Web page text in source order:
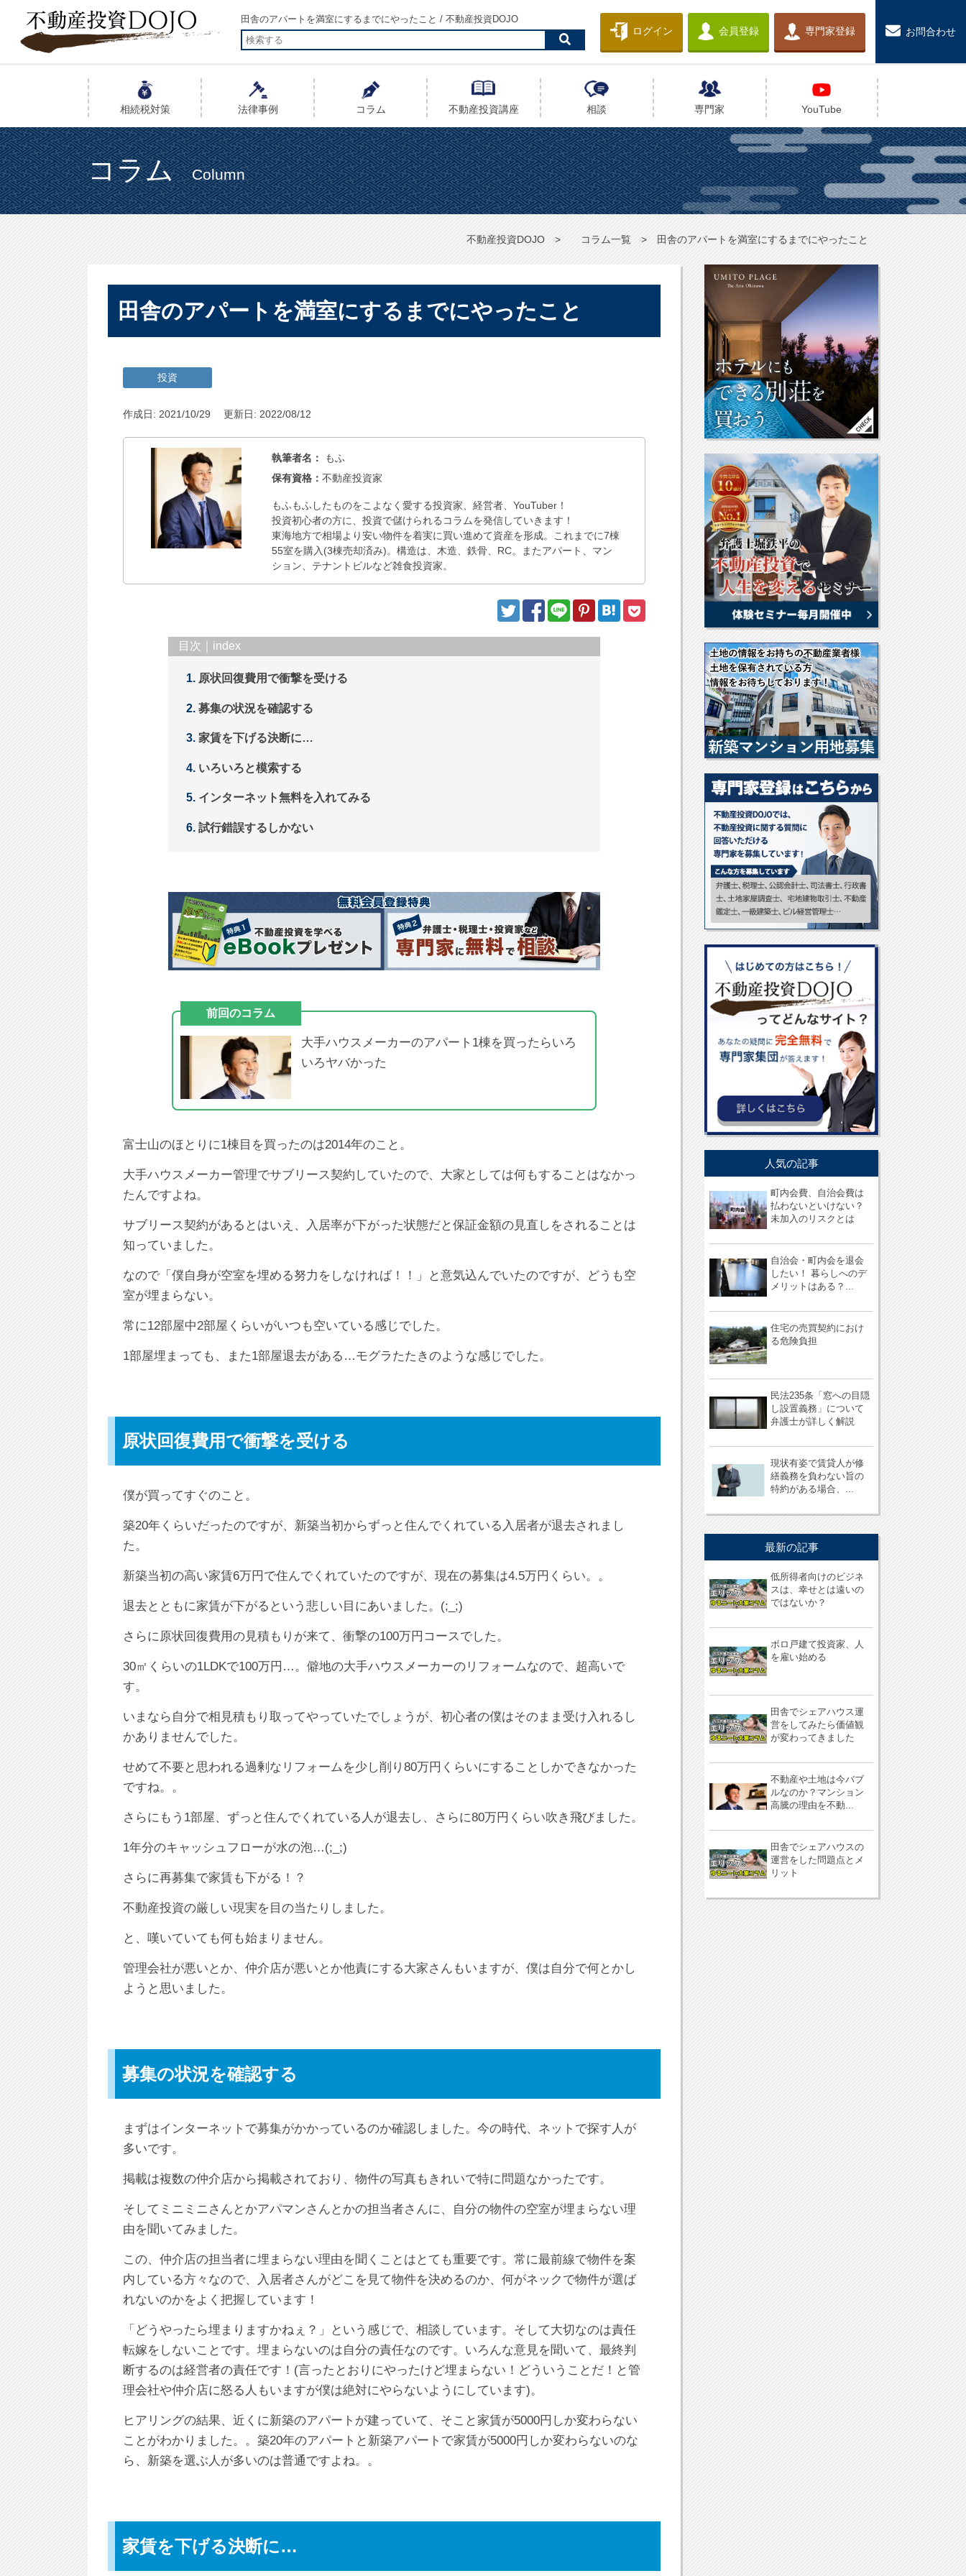
田舎のアパートを満室にするまでにやったこと / 不動産投資DOJO
ログイン 会員登録 専門家登録 お問合わせ
相続税対策 法律事例 コラム 不動産投資講座 相談 専門家 YouTube
コラム Column
不動産投資DOJO コラム一覧 田舎のアパートを満室にするまでにやったこと
田舎のアパートを満室にするまでにやったこと
投資
作成日: 2021/10/29 更新日: 2022/08/12
執筆者名：
もふ
保有資格：不動産投資家
もふもふしたものをこよなく愛する投資家、経営者、YouTuber！
投資初心者の方に、投資で儲けられるコラムを発信していきます！
東海地方で相場より安い物件を着実に買い進めて資産を形成。これまでに7棟
55室を購入(3棟売却済み)。構造は、木造、鉄骨、RC。またアパート、マン
ション、テナントビルなど雑食投資家。
目次｜index
原状回復費用で衝撃を受ける
募集の状況を確認する
家賃を下げる決断に…
いろいろと模索する
インターネット無料を入れてみる
試行錯誤するしかない
前回のコラム
大手ハウスメーカーのアパート1棟を買ったらいろ
いろヤバかった
富士山のほとりに1棟目を買ったのは2014年のこと。
大手ハウスメーカー管理でサブリース契約していたので、大家としては何もすることはなかっ
たんですよね。
サブリース契約があるとはいえ、入居率が下がった状態だと保証金額の見直しをされることは
知っていました。
なので「僕自身が空室を埋める努力をしなければ！！」と意気込んでいたのですが、どうも空
室が埋まらない。
常に12部屋中2部屋くらいがいつも空いている感じでした。
1部屋埋まっても、また1部屋退去がある…モグラたたきのような感じでした。
原状回復費用で衝撃を受ける
僕が買ってすぐのこと。
築20年くらいだったのですが、新築当初からずっと住んでくれている入居者が退去されまし
た。
新築当初の高い家賃6万円で住んでくれていたのですが、現在の募集は4.5万円くらい。。
退去とともに家賃が下がるという悲しい目にあいました。(;_;)
さらに原状回復費用の見積もりが来て、衝撃の100万円コースでした。
30㎡くらいの1LDKで100万円…。僻地の大手ハウスメーカーのリフォームなので、超高いで
す。
いまなら自分で相見積もり取ってやっていたでしょうが、初心者の僕はそのまま受け入れるし
かありませんでした。
せめて不要と思われる過剰なリフォームを少し削り80万円くらいにすることしかできなかった
ですね。。
さらにもう1部屋、ずっと住んでくれている人が退去し、さらに80万円くらい吹き飛びました。
1年分のキャッシュフローが水の泡…(;_;)
さらに再募集で家賃も下がる！？
不動産投資の厳しい現実を目の当たりしました。
と、嘆いていても何も始まりません。
管理会社が悪いとか、仲介店が悪いとか他責にする大家さんもいますが、僕は自分で何とかし
ようと思いました。
募集の状況を確認する
まずはインターネットで募集がかかっているのか確認しました。今の時代、ネットで探す人が
多いです。
掲載は複数の仲介店から掲載されており、物件の写真もきれいで特に問題なかったです。
そしてミニミニさんとかアパマンさんとかの担当者さんに、自分の物件の空室が埋まらない理
由を聞いてみました。
この、仲介店の担当者に埋まらない理由を聞くことはとても重要です。常に最前線で物件を案
内している方々なので、入居者さんがどこを見て物件を決めるのか、何がネックで物件が選ば
れないのかをよく把握しています！
「どうやったら埋まりますかねぇ？」という感じで、相談しています。そして大切なのは責任
転嫁をしないことです。埋まらないのは自分の責任なのです。いろんな意見を聞いて、最終判
断するのは経営者の責任です！(言ったとおりにやったけど埋まらない！どういうことだ！と管
理会社や仲介店に怒る人もいますが僕は絶対にやらないようにしています)。
ヒアリングの結果、近くに新築のアパートが建っていて、そこと家賃が5000円しか変わらない
ことがわかりました。。築20年のアパートと新築アパートで家賃が5000円しか変わらないのな
ら、新築を選ぶ人が多いのは普通ですよね。。
家賃を下げる決断に…
人気の記事
町内会費、自治会費は
払わないといけない？
未加入のリスクとは
自治会・町内会を退会
したい！ 暮らしへのデ
メリットはある？...
住宅の売買契約におけ
る危険負担
民法235条「窓への目隠
し設置義務」について
弁護士が詳しく解説
現状有姿で賃貸人が修
繕義務を負わない旨の
特約がある場合、...
最新の記事
低所得者向けのビジネ
スは、幸せとは遠いの
ではないか？
ボロ戸建て投資家、人
を雇い始める
田舎でシェアハウス運
営をしてみたら価値観
が変わってきました
不動産や土地は今バブ
ルなのか？マンション
高騰の理由を不動...
田舎でシェアハウスの
運営をした問題点とメ
リット